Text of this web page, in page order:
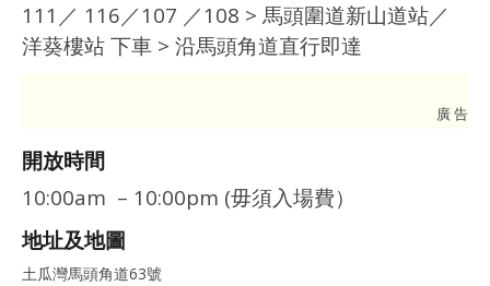
111／ 116／107 ／108 > 馬頭圍道新山道站／
洋葵樓站 下車 > 沿馬頭角道直行即達
廣 告
開放時間
10:00am – 10:00pm (毋須入場費）
地址及地圖
土瓜灣馬頭角道63號